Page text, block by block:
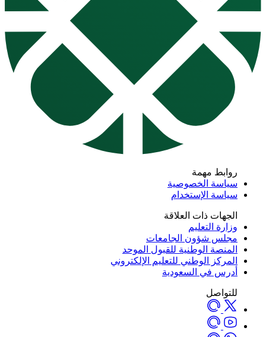
روابط مهمة
سياسة الخصوصية
سياسة الإستخدام
الجهات ذات العلاقة
وزارة التعليم
مجلس شؤون الجامعات
المنصة الوطنية للقبول الموحد
المركز الوطني للتعليم الإلكتروني
أدرس في السعودية
للتواصل